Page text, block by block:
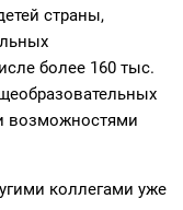
страны,
более 160 тыс.
возможностями
коллегами уже